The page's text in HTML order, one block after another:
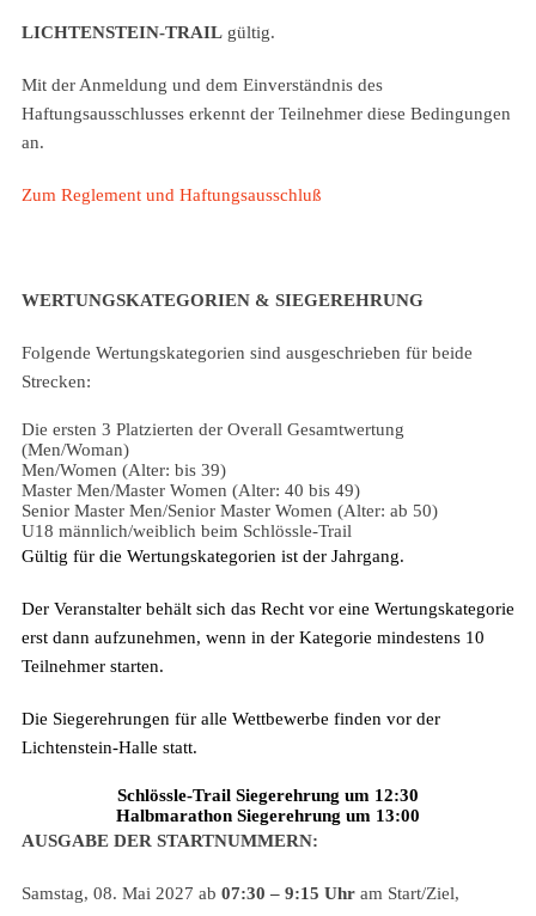
LICHTENSTEIN-TRAILgültig.
Mit der Anmeldung und dem Einverständnis des
Haftungsausschlusses erkennt der Teilnehmer diese Bedingungen
an.
Zum Reglement und Haftungsausschluß
WERTUNGSKATEGORIEN & SIEGEREHRUNG
Folgende Wertungskategorien sind ausgeschrieben für beide
Strecken:
Die ersten 3 Platzierten der Overall Gesamtwertung
(Men/Woman)
Men/Women (Alter: bis 39)
Master Men/Master Women (Alter: 40 bis 49)
Senior Master Men/Senior Master Women (Alter: ab 50)
U18 männlich/weiblich beim Schlössle-Trail
Gültig für die Wertungskategorien ist der Jahrgang.
Der Veranstalter behält sich das Recht vor eine Wertungskategorie
erst dann aufzunehmen, wenn in der Kategorie mindestens 10
Teilnehmer starten.
Die Siegerehrungen für alle Wettbewerbe finden vor der
Lichtenstein-Halle statt.
Schlössle-Trail Siegerehrung um 12:30
Halbmarathon Siegerehrung um 13:00
AUSGABE DER STARTNUMMERN:
Samstag, 08. Mai 2027 ab 07:30 – 9:15 Uhram Start/Ziel,